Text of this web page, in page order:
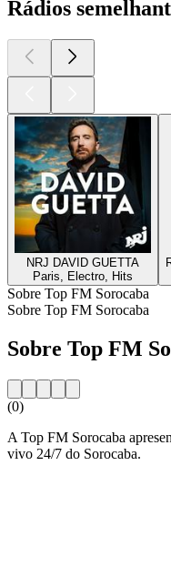
Rádios
NRJ DAVID GUETTA
Paris, Electro, Hits
Sobre Top FM Sorocaba
Sobre Top FM Sorocaba
Sobre Top FM
(0)
A Top FM Sorocaba
vivo 24/7 do Sorocaba.